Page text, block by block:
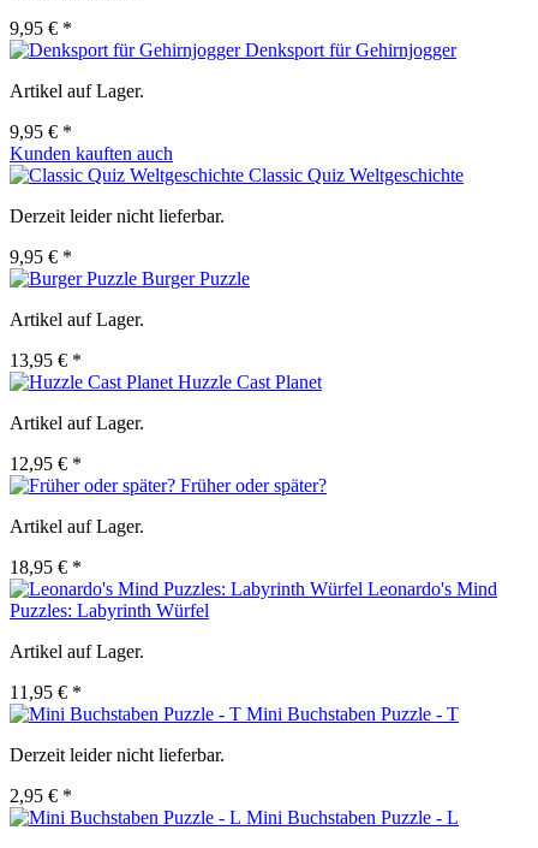
9,95 € *
Denksport für Gehirnjogger
Artikel auf Lager.
9,95 € *
Kunden kauften auch
Classic Quiz Weltgeschichte
Derzeit leider nicht lieferbar.
9,95 € *
Burger Puzzle
Artikel auf Lager.
13,95 € *
Huzzle Cast Planet
Artikel auf Lager.
12,95 € *
Früher oder später?
Artikel auf Lager.
18,95 € *
Leonardo's Mind
Puzzles: Labyrinth Würfel
Artikel auf Lager.
11,95 € *
Mini Buchstaben Puzzle - T
Derzeit leider nicht lieferbar.
2,95 € *
Mini Buchstaben Puzzle - L